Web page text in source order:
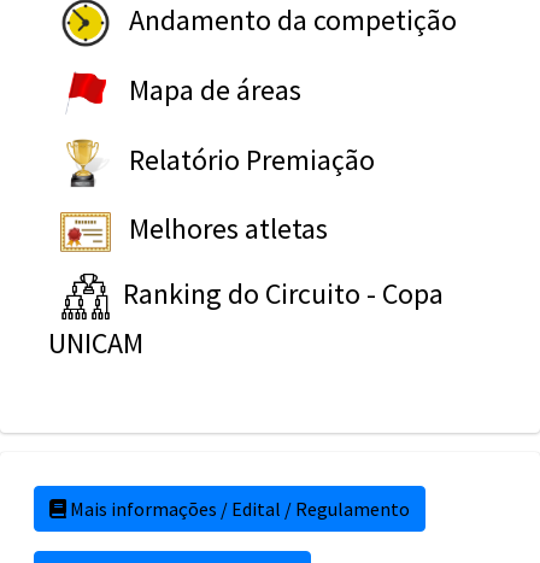
Andamento da competição
Mapa de áreas
Relatório Premiação
Melhores atletas
Ranking do Circuito - Copa
UNICAM
Mais informações / Edital / Regulamento